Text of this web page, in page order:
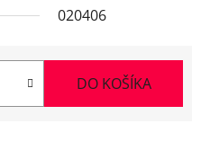
020406
DO KOŠÍKA